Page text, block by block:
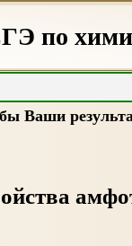
по
Ваши